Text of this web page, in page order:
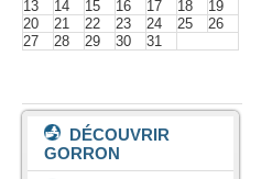
13
14 15 16 17 18
19
20
21 22 23 24 25
26
27
28 29 30 31
DÉCOUVRIR
GORRON